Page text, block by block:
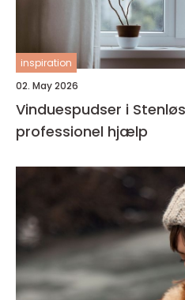
inspiration
02. May 2026
Vinduespudser i
professionel hjælp